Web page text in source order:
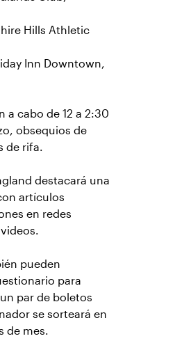
Hills Athletic
Inn Downtown,
a cabo de 12 a 2:30
obsequios de
de rifa.
destacará una
artículos
en redes
pueden
para
par de boletos
se sorteará en
de mes.